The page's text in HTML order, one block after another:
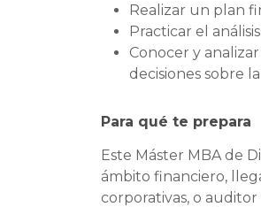
Realizar un plan
Practicar el
Conocer y
decisiones sobre
Para qué te prepara
Este Máster MBA de
ámbito financiero,
corporativas, o